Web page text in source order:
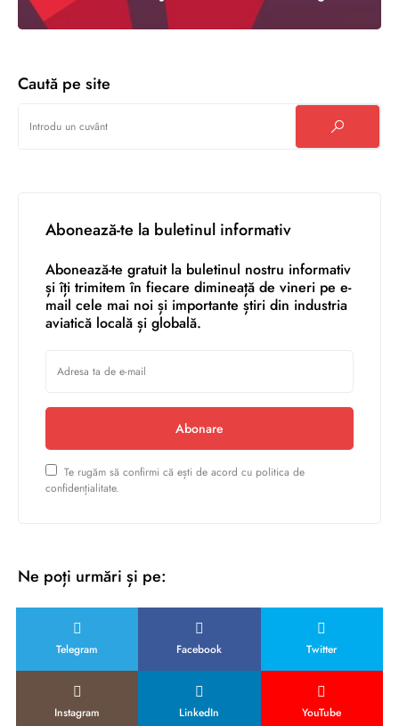
Caută pe site
Abonează-te la buletinul informativ
Abonează-te gratuit la buletinul nostru informativ
și îți trimitem în fiecare dimineață de vineri pe e-
mail cele mai noi și importante știri din industria
aviatică locală și globală.
Abonare
Te rugăm să confirmi că ești de acord cu politica de
confidențialitate.
Ne poți urmări și pe:
Telegram Facebook Twitter
Instagram LinkedIn YouTube